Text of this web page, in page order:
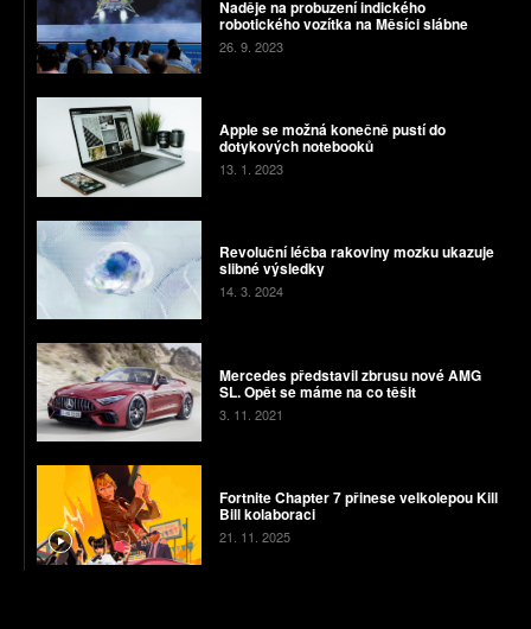
Naděje na probuzení indického
robotického vozítka na Měsíci slábne
26. 9. 2023
Apple se možná konečně pustí do
dotykových notebooků
13. 1. 2023
Revoluční léčba rakoviny mozku ukazuje
slibné výsledky
14. 3. 2024
Mercedes představil zbrusu nové AMG
SL. Opět se máme na co těšit
3. 11. 2021
Fortnite Chapter 7 přinese velkolepou Kill
Bill kolaboraci
21. 11. 2025